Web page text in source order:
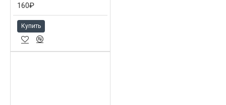
160₽
Купить